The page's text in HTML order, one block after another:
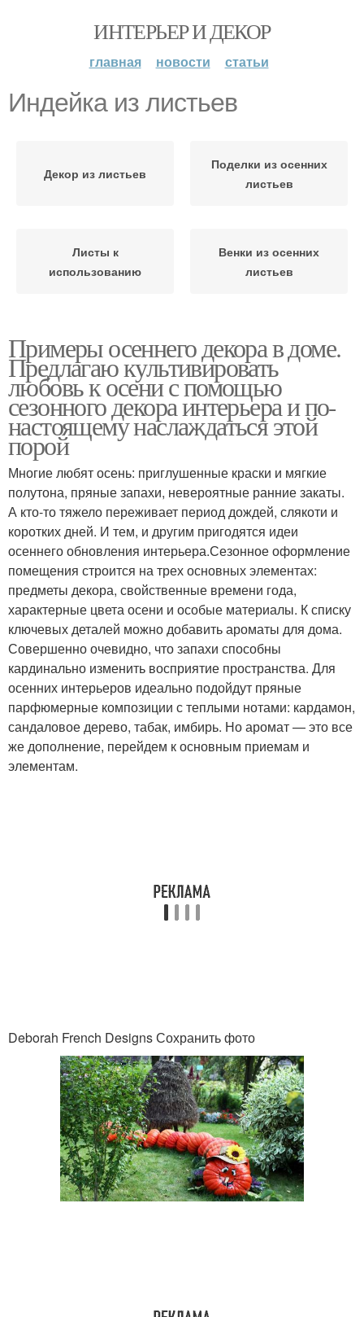
ИНТЕРЬЕР И ДЕКОР
главная новости статьи
Индейка из листьев
Декор из листьев
Поделки из осенних
листьев
Листы к
использованию
Венки из осенних
листьев
Примеры осеннего декора в доме.
Предлагаю культивировать
любовь к осени с помощью
сезонного декора интерьера и по-
настоящему наслаждаться этой
порой
Многие любят осень: приглушенные краски и мягкие
полутона, пряные запахи, невероятные ранние закаты.
А кто-то тяжело переживает период дождей, слякоти и
коротких дней. И тем, и другим пригодятся идеи
осеннего обновления интерьера.Сезонное оформление
помещения строится на трех основных элементах:
предметы декора, свойственные времени года,
характерные цвета осени и особые материалы. К списку
ключевых деталей можно добавить ароматы для дома.
Совершенно очевидно, что запахи способны
кардинально изменить восприятие пространства. Для
осенних интерьеров идеально подойдут пряные
парфюмерные композиции с теплыми нотами: кардамон,
сандаловое дерево, табак, имбирь. Но аромат — это все
же дополнение, перейдем к основным приемам и
элементам.
Deborah French Designs Сохранить фото